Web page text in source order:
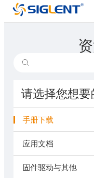
请选择您想要
手册下载
应用文档
固件驱动与其他